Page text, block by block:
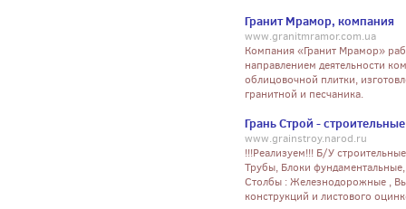
Гранит Мрамор, компания
www.granitmramor.com.ua
Компания «Гранит Мрамор»
направлением деятельности
облицовочной плитки,
гранитной и песчаника.
Грань Строй -
www.grainstroy.narod.ru
!!!Реализуем!!! Б/У
Трубы, Блоки
Столбы : Железнодорожные ,
конструкций и листового